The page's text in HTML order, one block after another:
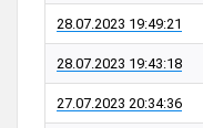
28.07.2023 19:49:21
28.07.2023 19:43:18
27.07.2023 20:34:36